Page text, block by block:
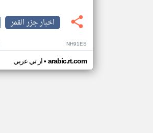
اخبار جزر القمر
NH91ES
ار تي عربي• arabic.rt.com